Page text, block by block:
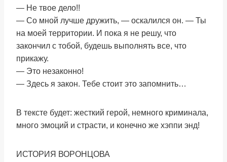
— Не твое дело!!
— Со мной лучше дружить, — оскалился он. — Ты
на моей территории. И пока я не решу, что
закончил с тобой, будешь выполнять все, что
прикажу.
— Это незаконно!
— Здесь я закон. Тебе стоит это запомнить…
В тексте будет: жесткий герой, немного криминала,
много эмоций и страсти, и конечно же хэппи энд!
ИСТОРИЯ ВОРОНЦОВА